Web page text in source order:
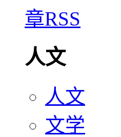
人文
人文
文学